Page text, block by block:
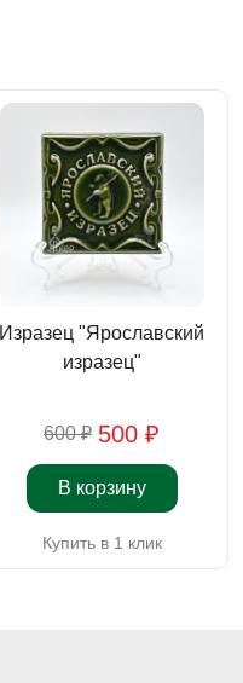
Изразец "Ярославский
изразец"
600 ₽ 500 ₽
В корзину
Купить в 1 клик